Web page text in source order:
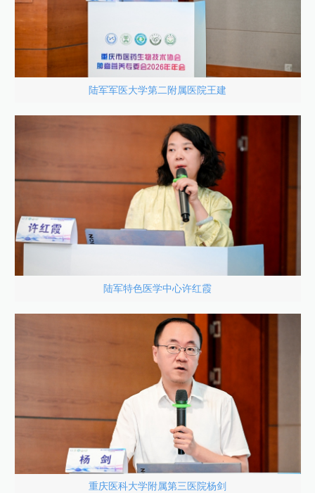
陆军军医大学第二附属医院王建
陆军特色医学中心许红霞
重庆医科大学附属第三医院杨剑